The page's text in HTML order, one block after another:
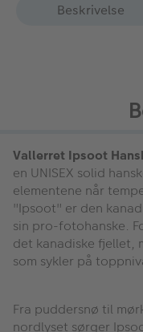
Beskrivelse
Vallerret Ipsoot
en UNISEX solid
elementene når
"Ipsoot" er den
sin pro-fotohanske.
det kanadiske fjellet,
som sykler på
Fra puddersnø til
nordlyset sørger